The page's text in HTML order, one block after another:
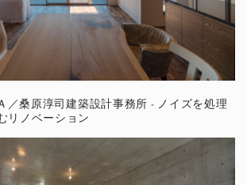
／桑原淳司建築設計事務所 - ノイズを処理
リノベーション